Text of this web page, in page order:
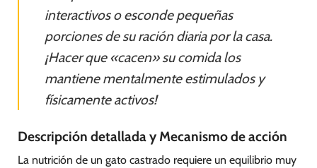
interactivos o esconde pequeñas
porciones de su ración diaria por la casa.
¡Hacer que «cacen» su comida los
mantiene mentalmente estimulados y
físicamente activos!
Descripción detallada y Mecanismo de acción
La nutrición de un gato castrado requiere un equilibrio muy